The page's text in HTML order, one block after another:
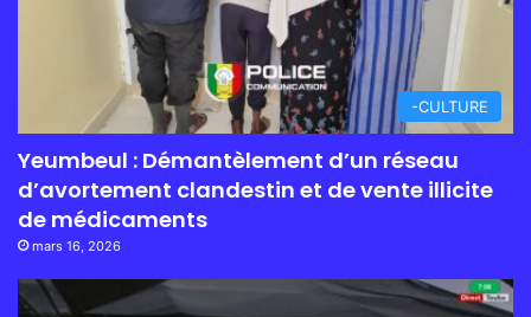
-CULTURE
Yeumbeul : Démantèlement d’un réseau
d’avortement clandestin et de vente illicite
de médicaments
mars 16, 2026